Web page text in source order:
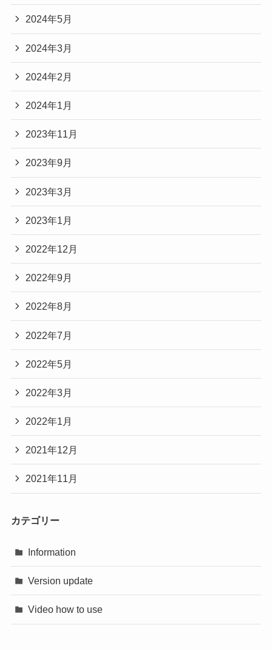
2024年5月
2024年3月
2024年2月
2024年1月
2023年11月
2023年9月
2023年3月
2023年1月
2022年12月
2022年9月
2022年8月
2022年7月
2022年5月
2022年3月
2022年1月
2021年12月
2021年11月
カテゴリー
Information
Version update
Video how to use